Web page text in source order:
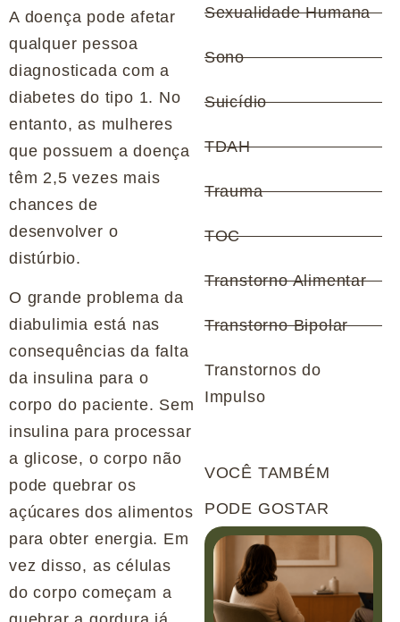
A doença pode afetar
qualquer pessoa
diagnosticada com a
diabetes do tipo 1. No
entanto, as mulheres
que possuem a doença
têm 2,5 vezes mais
chances de
desenvolver o
distúrbio.
O grande problema da
diabulimia está nas
consequências da falta
da insulina para o
corpo do paciente. Sem
insulina para processar
a glicose, o corpo não
pode quebrar os
açúcares dos alimentos
para obter energia. Em
vez disso, as células
do corpo começam a
Sexualidade Humana
Sono
Suicídio
TDAH
Trauma
TOC
Transtorno Alimentar
Transtorno Bipolar
Transtornos do
Impulso
VOCÊ TAMBÉM
PODE GOSTAR